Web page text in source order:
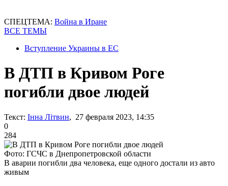
СПЕЦТЕМА: Война в Иране
ВСЕ ТЕМЫ
Вступление Украины в ЕС
В ДТП в Кривом Роге
погибли двое людей
Текст: Інна Літвин, 27 февраля 2023, 14:35
0
284
Фото: ГСЧС в Днепропетровской области
В аварии погибли два человека, еще одного достали из авто
живым